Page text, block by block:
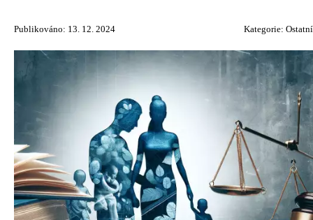
Publikováno: 13. 12. 2024 Kategorie: Ostatní